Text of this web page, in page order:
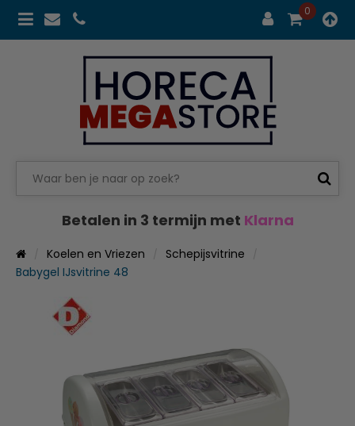
0
Betalen in 3 termijn met Klarna
Koelen en Vriezen
Schepijsvitrine
Babygel IJsvitrine 48